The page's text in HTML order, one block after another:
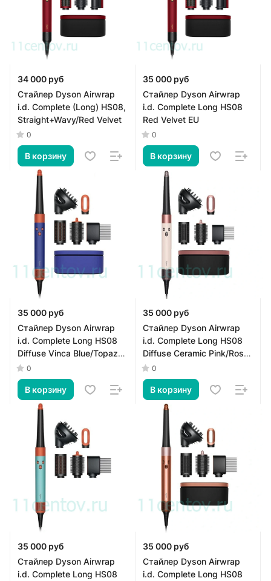
34 000 руб
Стайлер Dyson Airwrap
i.d. Complete (Long) HS08,
Straight+Wavy/Red Velvet
0
В корзину
35 000 руб
Стайлер Dyson Airwrap
i.d. Complete Long HS08
Red Velvet EU
0
В корзину
35 000 руб
Стайлер Dyson Airwrap
i.d. Complete Long HS08
Diffuse Vinca Blue/Topaz
EU0
В корзину
35 000 руб
Стайлер Dyson Airwrap
i.d. Complete Long HS08
Diffuse Ceramic Pink/Rose
Gold EU
0
В корзину
35 000 руб
Стайлер Dyson Airwrap
i.d. Complete Long HS08
35 000 руб
Стайлер Dyson Airwrap
i.d. Complete Long HS08